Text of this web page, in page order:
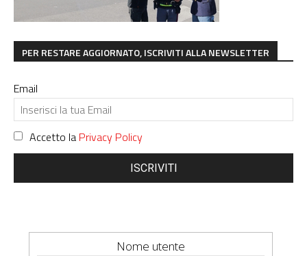
PER RESTARE AGGIORNATO, ISCRIVITI ALLA NEWSLETTER
Email
Accetto la Privacy Policy
ISCRIVITI
Nome utente